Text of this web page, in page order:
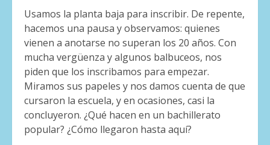
Usamos la planta baja para inscribir. De repente,
hacemos una pausa y observamos: quienes
vienen a anotarse no superan los 20 años. Con
mucha vergüenza y algunos balbuceos, nos
piden que los inscribamos para empezar.
Miramos sus papeles y nos damos cuenta de que
cursaron la escuela, y en ocasiones, casi la
concluyeron. ¿Qué hacen en un bachillerato
popular? ¿Cómo llegaron hasta aquí?